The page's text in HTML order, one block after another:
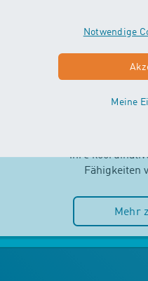
Notwendige
Meine
AB
ihre
Fähigkeiten
Mehr